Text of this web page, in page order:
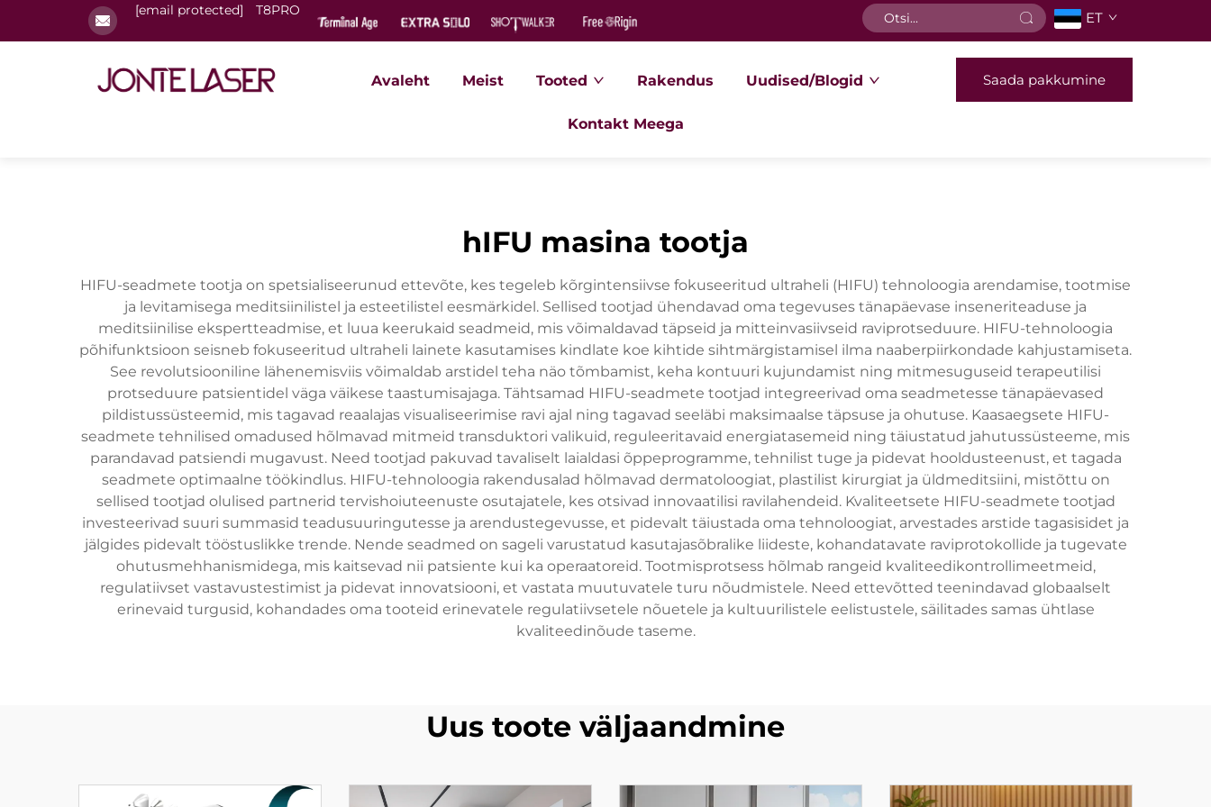
[email protected] T8PRO ET
Avaleht Meist Tooted Rakendus Uudised/Blogid
Kontakt Meega
Saada pakkumine
hIFU masina tootja
HIFU-seadmete tootja on spetsialiseerunud ettevõte, kes tegeleb kõrgintensiivse fokuseeritud ultraheli (HIFU) tehnoloogia arendamise, tootmise
ja levitamisega meditsiinilistel ja esteetilistel eesmärkidel. Sellised tootjad ühendavad oma tegevuses tänapäevase inseneriteaduse ja
meditsiinilise ekspertteadmise, et luua keerukaid seadmeid, mis võimaldavad täpseid ja mitteinvasiivseid raviprotseduure. HIFU-tehnoloogia
põhifunktsioon seisneb fokuseeritud ultraheli lainete kasutamises kindlate koe kihtide sihtmärgistamisel ilma naaberpiirkondade kahjustamiseta.
See revolutsiooniline lähenemisviis võimaldab arstidel teha näo tõmbamist, keha kontuuri kujundamist ning mitmesuguseid terapeutilisi
protseduure patsientidel väga väikese taastumisajaga. Tähtsamad HIFU-seadmete tootjad integreerivad oma seadmetesse tänapäevased
pildistussüsteemid, mis tagavad reaalajas visualiseerimise ravi ajal ning tagavad seeläbi maksimaalse täpsuse ja ohutuse. Kaasaegsete HIFU-
seadmete tehnilised omadused hõlmavad mitmeid transduktori valikuid, reguleeritavaid energiatasemeid ning täiustatud jahutussüsteeme, mis
parandavad patsiendi mugavust. Need tootjad pakuvad tavaliselt laialdasi õppeprogramme, tehnilist tuge ja pidevat hooldusteenust, et tagada
seadmete optimaalne töökindlus. HIFU-tehnoloogia rakendusalad hõlmavad dermatoloogiat, plastilist kirurgiat ja üldmeditsiini, mistõttu on
sellised tootjad olulised partnerid tervishoiuteenuste osutajatele, kes otsivad innovaatilisi ravilahendeid. Kvaliteetsete HIFU-seadmete tootjad
investeerivad suuri summasid teadusuuringutesse ja arendustegevusse, et pidevalt täiustada oma tehnoloogiat, arvestades arstide tagasisidet ja
jälgides pidevalt tööstuslikke trende. Nende seadmed on sageli varustatud kasutajasõbralike liideste, kohandatavate raviprotokollide ja tugevate
ohutusmehhanismidega, mis kaitsevad nii patsiente kui ka operaatoreid. Tootmisprotsess hõlmab rangeid kvaliteedikontrollimeetmeid,
regulatiivset vastavustestimist ja pidevat innovatsiooni, et vastata muutuvatele turu nõudmistele. Need ettevõtted teenindavad globaalselt
erinevaid turgusid, kohandades oma tooteid erinevatele regulatiivsetele nõuetele ja kultuurilistele eelistustele, säilitades samas ühtlase
kvaliteedinõude taseme.
Uus toote väljaandmine